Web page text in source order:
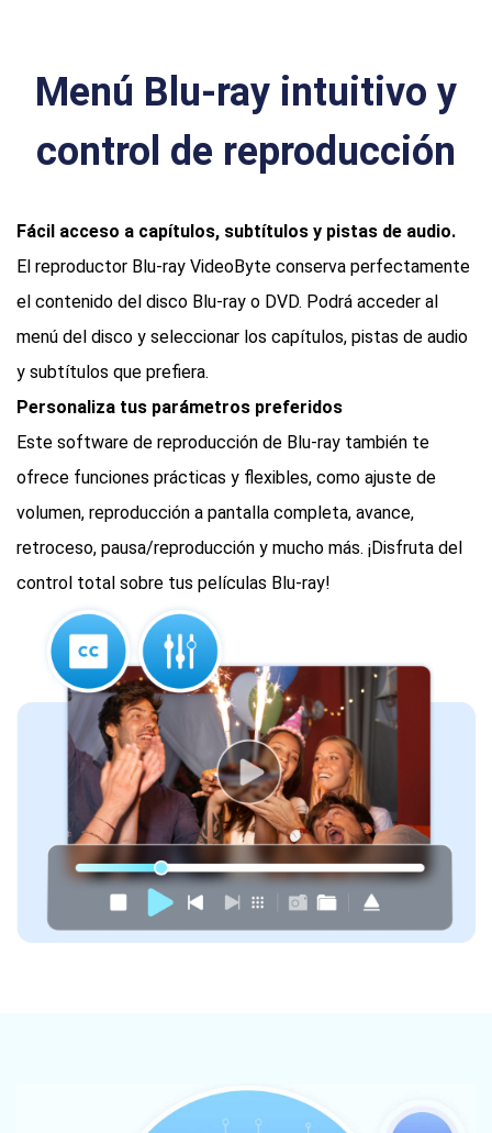
Menú Blu-ray intuitivo y
control de reproducción
Fácil acceso a capítulos, subtítulos y pistas de audio.
El reproductor Blu-ray VideoByte conserva perfectamente
el contenido del disco Blu-ray o DVD. Podrá acceder al
menú del disco y seleccionar los capítulos, pistas de audio
y subtítulos que prefiera.
Personaliza tus parámetros preferidos
Este software de reproducción de Blu-ray también te
ofrece funciones prácticas y flexibles, como ajuste de
volumen, reproducción a pantalla completa, avance,
retroceso, pausa/reproducción y mucho más. ¡Disfruta del
control total sobre tus películas Blu-ray!